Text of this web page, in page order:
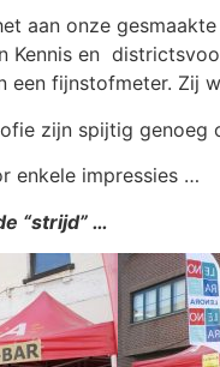
aan onze
Kennis en
een fijnstofmeter. Zij
zijn spijtig
enkele impressies …
“strijd” …